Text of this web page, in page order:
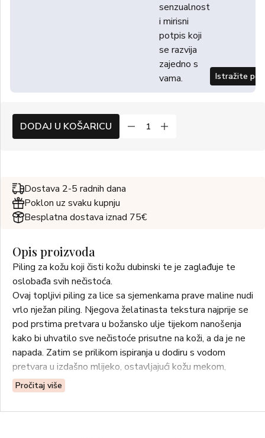
senzualnost
i mirisni
potpis koji
se razvija
zajedno s
vama.
Istražite
DODAJ U KOŠARICU
Dostava 2-5 radnih dana
Poklon uz svaku kupnju
Besplatna dostava iznad 75€
Opis proizvoda
Piling za kožu koji čisti kožu dubinski te je zaglađuje te
oslobađa svih nečistoća.
Ovaj topljivi piling za lice sa sjemenkama prave maline nudi
vrlo nježan piling. Njegova želatinasta tekstura najprije se
pod prstima pretvara u božansko ulje tijekom nanošenja
kako bi uhvatilo sve nečistoće prisutne na koži, a da je ne
napada. Zatim se prilikom ispiranja u dodiru s vodom
pretvara u izdašno mlijeko, ostavljajući kožu mekom,
sjajnom i ugodnom.
Njegova inovativna, transformativna i ultra-senzorna
tekstura razvijena je po narudžbi kako bi pratila piling
Pročitaj više